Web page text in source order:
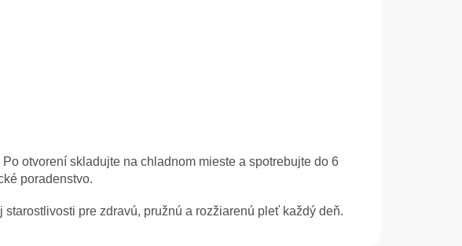
Po otvorení skladujte na chladnom mieste a spotrebujte do 6
poradenstvo.
pre zdravú, pružnú a rozžiarenú pleť každý deň.